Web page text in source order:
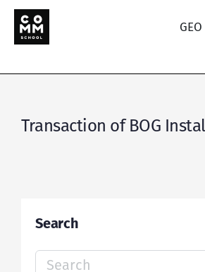
GEO
Transaction of BOG
Search
Search